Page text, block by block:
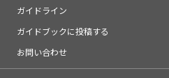
ガイドライン
ガイドブックに投稿する
お問い合わせ